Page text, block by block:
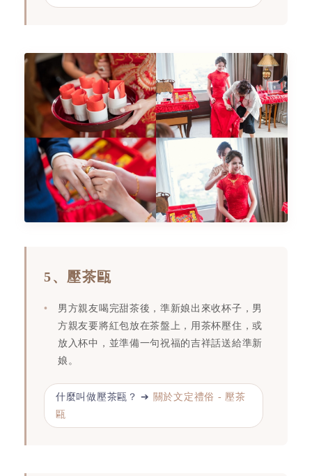
5、壓茶甌
男方親友喝完甜茶後，準新娘出來收杯子，男
方親友要將紅包放在茶盤上，用茶杯壓住，或
放入杯中，並準備一句祝福的吉祥話送給準新
娘。
什麼叫做壓茶甌？ ➔ 關於文定禮俗 - 壓茶
甌